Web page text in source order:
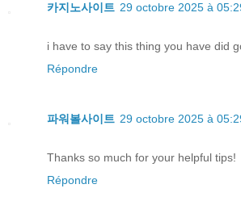
카지노사이트 29 octobre 2025 à
i have to say this thing you have did
Répondre
파워볼사이트 29 octobre 2025 à
Thanks so much for your helpful tips!
Répondre